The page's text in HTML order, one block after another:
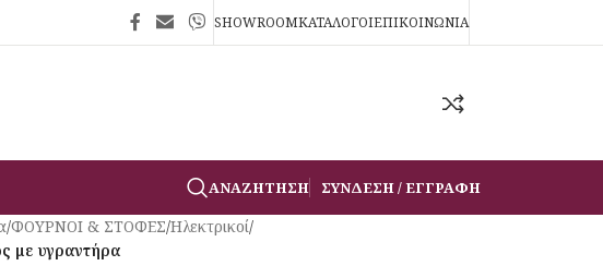
SHOWROOMΚΑΤΑΛΟΓΟΙΕΠΙΚΟΙΝΩΝΙΑ
ΑΝΑΖΉΤΗΣΗ ΣΎΝΔΕΣΗ / ΕΓΓΡΑΦΉ
/ΦΟΥΡΝΟΙ & ΣΤΟΦΕΣ/Ηλεκτρικοί/
με υγραντήρα